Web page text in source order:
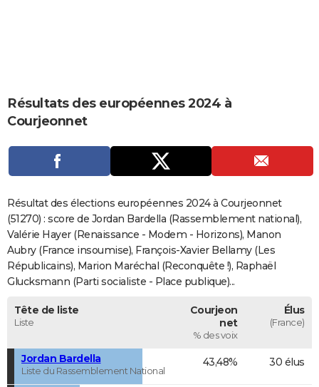
CARTE DE VOEUX
Carte de Noël
Carte Bonne année
Carte Saint-Valentin
Carte Pâques
Carte d'anniversaire
Dictionnaire
Biographies
Expressions
Proverbes
PROGRAMME TV
S'inscrire
Se connecter
Lycées
Collèges
Primaires
Universités
Entreprises
Service militaire
Avis de recherche
AVIS DE DÉCÈS
FORUM
Bricolage
Lifestyle
Culture
SportAuto
Television
Voyage
Cinema
Résultats des européennes 2024 à
Courjeonnet
Résultat des élections européennes 2024 à Courjeonnet
(51270) : score de Jordan Bardella (Rassemblement national),
Valérie Hayer (Renaissance - Modem - Horizons), Manon
Aubry (France insoumise), François-Xavier Bellamy (Les
Républicains), Marion Maréchal (Reconquête !), Raphaël
Glucksmann (Parti socialiste - Place publique)...
Tête de liste
Liste
Courjeon
net
% des voix
Élus
(France)
Jordan Bardella
Liste du Rassemblement National
43,48% 30 élus